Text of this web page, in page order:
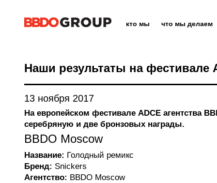
кто мы что мы делаем
Наши результаты на фестивале
13 ноября 2017
На европейском фестивале ADCE агентства
серебряную и две бронзовых награды.
BBDO Moscow
Название: Голодный ремикс
Бренд: Snickers
Агентство: BBDO Moscow